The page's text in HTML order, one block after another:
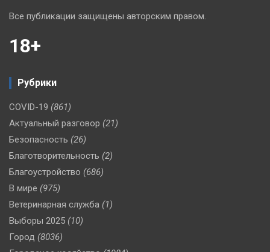
Все публикации защищены авторским правом.
18+
Рубрики
COVID-19 (861)
Актуальный разговор (21)
Безопасность (26)
Благотворительность (2)
Благоустройство (686)
В мире (975)
Ветеринарная служба (1)
Выборы 2025 (10)
Город (8036)